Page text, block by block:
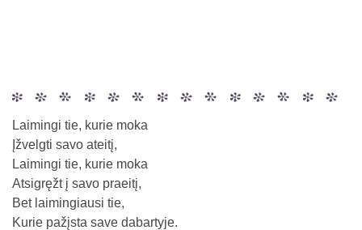
Laimingi tie, kurie moka
Įžvelgti savo ateitį,
Laimingi tie, kurie moka
Atsigręžt į savo praeitį,
Bet laimingiausi tie,
Kurie pažįsta save dabartyje.